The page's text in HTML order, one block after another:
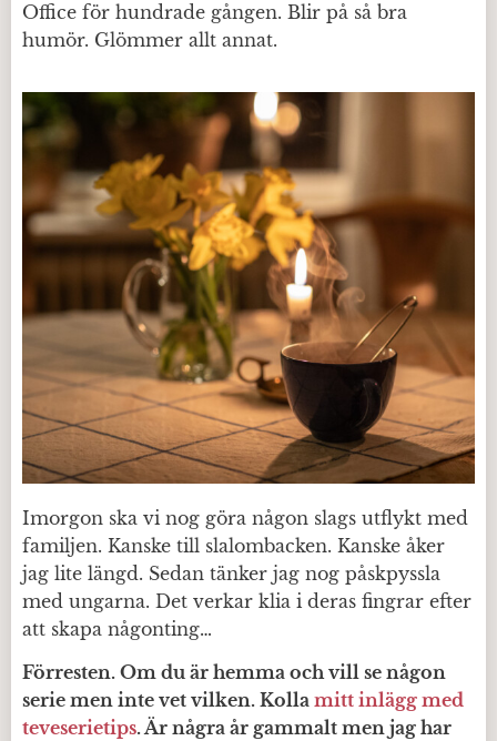
Office för hundrade gången. Blir på så bra
humör. Glömmer allt annat.
Imorgon ska vi nog göra någon slags utflykt med
familjen. Kanske till slalombacken. Kanske åker
jag lite längd. Sedan tänker jag nog påskpyssla
med ungarna. Det verkar klia i deras fingrar efter
att skapa någonting…
Förresten. Om du är hemma och vill se någon
serie men inte vet vilken. Kolla mitt inlägg med
teveserietips. Är några år gammalt men jag har